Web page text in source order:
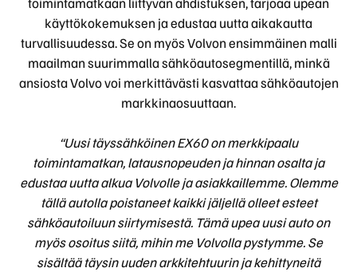
käyttökokemuksen ja edustaa uutta aikakautta
turvallisuudessa. Se on myös Volvon ensimmäinen malli
maailman suurimmalla sähköautosegmentillä, minkä
ansiosta Volvo voi merkittävästi kasvattaa sähköautojen
markkinaosuuttaan.
“Uusi täyssähköinen EX60 on merkkipaalu
toimintamatkan, latausnopeuden ja hinnan osalta ja
edustaa uutta alkua Volvolle ja asiakkaillemme. Olemme
tällä autolla poistaneet kaikki jäljellä olleet esteet
sähköautoiluun siirtymisestä. Tämä upea uusi auto on
myös osoitus siitä, mihin me Volvolla pystymme. Se
sisältää täysin uuden arkkitehtuurin ja kehittyneitä